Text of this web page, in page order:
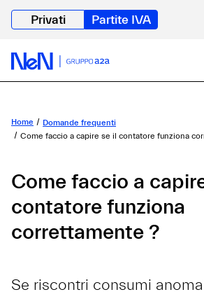
Privati Partite IVA
Home
Domande frequenti
Come faccio a capire se il contatore funziona
Come faccio a
contatore funziona
correttamente ?
Se riscontri consumi